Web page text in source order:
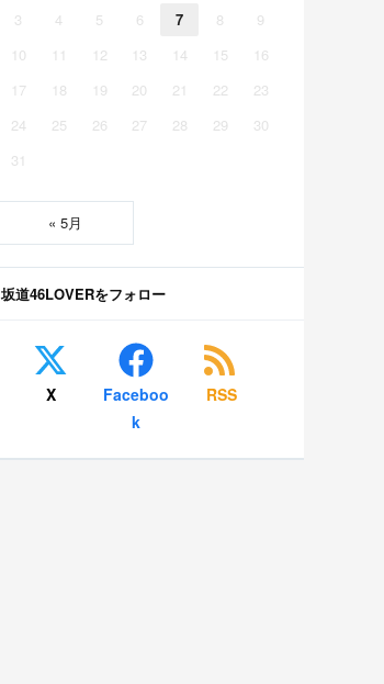
3
4 5 6 7 8
9
10
11 12 13 14 15
16
17
18 19 20 21 22
23
24
25 26 27 28 29
30
31
« 5月
坂道46LOVERをフォロー
X
Faceboo
k
RSS